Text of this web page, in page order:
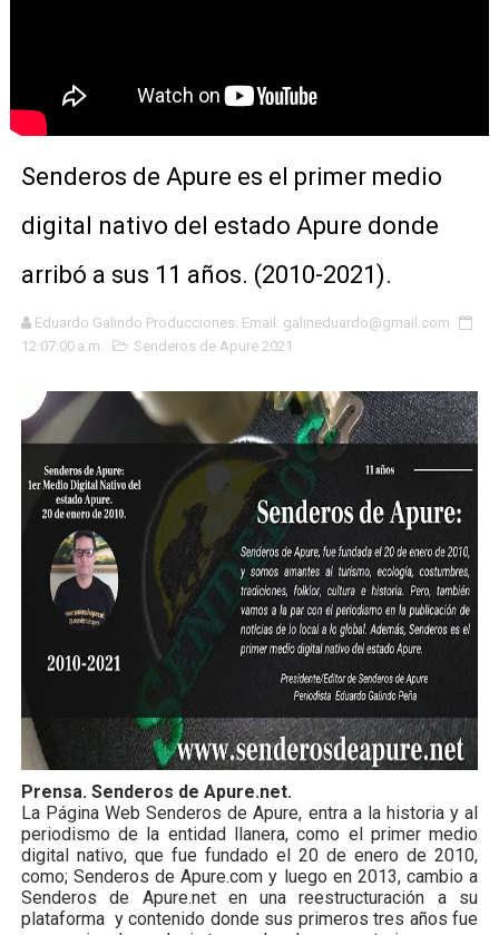
Senderos de Apure es el primer medio
digital nativo del estado Apure donde
arribó a sus 11 años. (2010-2021).
Eduardo Galindo Producciones. Email: galineduardo@gmail.com
12:07:00 a.m.
Senderos de Apure 2021
Prensa. Senderos de Apure.net.
La Página Web Senderos de Apure, entra a la historia y al
periodismo de la entidad llanera, como el primer medio
digital nativo, que fue fundado el 20 de enero de 2010,
como; Senderos de Apure.com y luego en 2013, cambio a
Senderos de Apure.net en una reestructuración a su
plataforma y contenido donde sus primeros tres años fue